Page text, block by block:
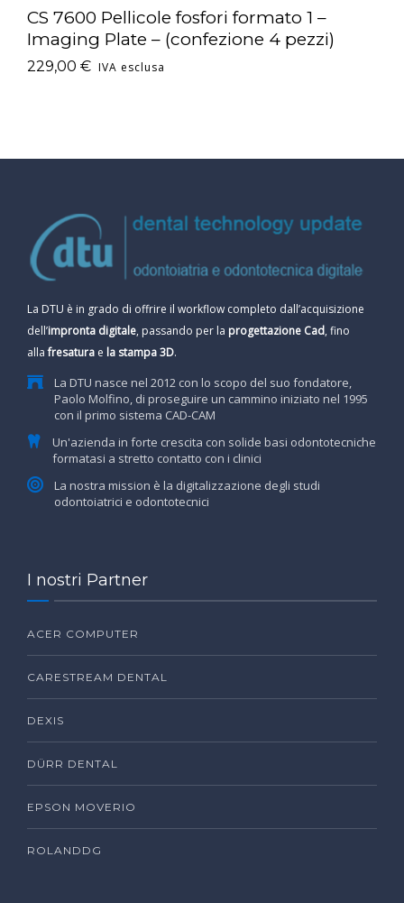
CS 7600 Pellicole fosfori formato 1 –
Imaging Plate – (confezione 4 pezzi)
229,00 € IVA esclusa
La DTU è in grado di offrire il workflow completo dall’acquisizione
dell’impronta digitale, passando per la progettazione Cad, fino
allafresatura e la stampa 3D.
La DTU nasce nel 2012 con lo scopo del suo fondatore,
Paolo Molfino, di proseguire un cammino iniziato nel 1995
con il primo sistema CAD-CAM
Un'azienda in forte crescita con solide basi odontotecniche
formatasi a stretto contatto con i clinici
La nostra mission è la digitalizzazione degli studi
odontoiatrici e odontotecnici
I nostri Partner
ACER COMPUTER
CARESTREAM DENTAL
DEXIS
DÜRR DENTAL
EPSON MOVERIO
ROLANDDG